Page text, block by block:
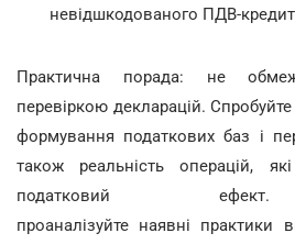
невідшкодованого ПДВ-
Практична порада: не
перевіркою декларацій.
формування податкових баз і
також реальність операцій,
податковий
проаналізуйте наявні практики